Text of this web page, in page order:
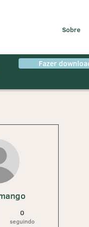
Sobre
Fazer
0
seguindo